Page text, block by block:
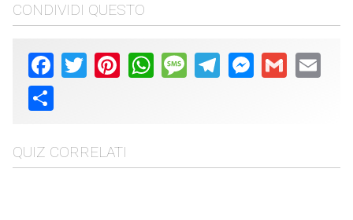
CONDIVIDI QUESTO
Facebook
Twitter PinterestWhatsAppMessageTelegramMessenger
Gmail Email
Share
QUIZ CORRELATI